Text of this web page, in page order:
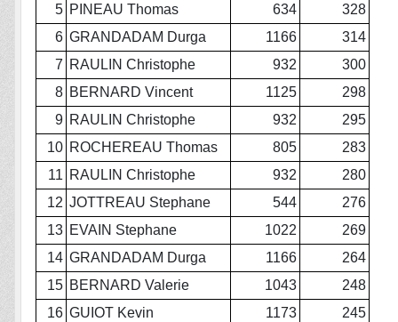
5 PINEAU Thomas 634
328
6 GRANDADAM Durga 1166
314
7 RAULIN Christophe 932
300
8 BERNARD Vincent 1125
298
9 RAULIN Christophe 932
295
10 ROCHEREAU Thomas 805
283
11 RAULIN Christophe 932
280
12 JOTTREAU Stephane 544
276
13 EVAIN Stephane 1022
269
14 GRANDADAM Durga 1166
264
15 BERNARD Valerie 1043
248
16 GUIOT Kevin 1173
245